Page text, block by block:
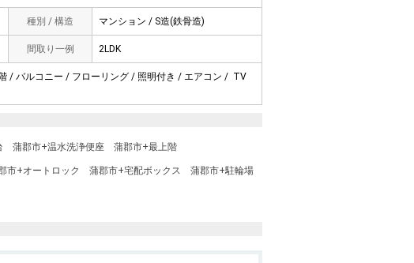
種別 / 構造 マンション / S造(鉄骨造)
間取り一例 2LDK
/ バルコニー / フローリング / 照明付き / エアコン / TV
蒲郡市+温水洗浄便座 蒲郡市+最上階
市+オートロック 蒲郡市+宅配ボックス 蒲郡市+駐輪場